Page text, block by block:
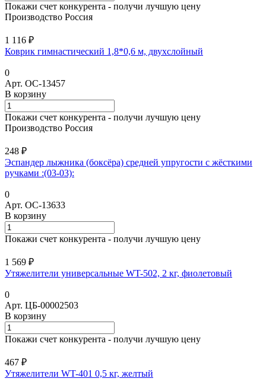
Покажи счет конкурента - получи лучшую цену
Производство Россия
1 116 ₽
Коврик гимнастический 1,8*0,6 м, двухслойный
0
Арт. ОС-13457
В корзину
Покажи счет конкурента - получи лучшую цену
Производство Россия
248 ₽
Эспандер лыжника (боксёра) средней упругости с жёсткими
ручками :(03-03):
0
Арт. ОС-13633
В корзину
Покажи счет конкурента - получи лучшую цену
1 569 ₽
Утяжелители универсальные WT-502, 2 кг, фиолетовый
0
Арт. ЦБ-00002503
В корзину
Покажи счет конкурента - получи лучшую цену
467 ₽
Утяжелители WT-401 0,5 кг, желтый